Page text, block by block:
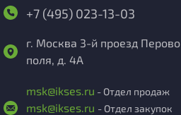
+7 (495) 023-13-03
г. Москва 3-й проезд Перово
поля, д. 4А
msk@ikses.ru - Отдел продаж
msk@ikses.ru - Отдел закупок